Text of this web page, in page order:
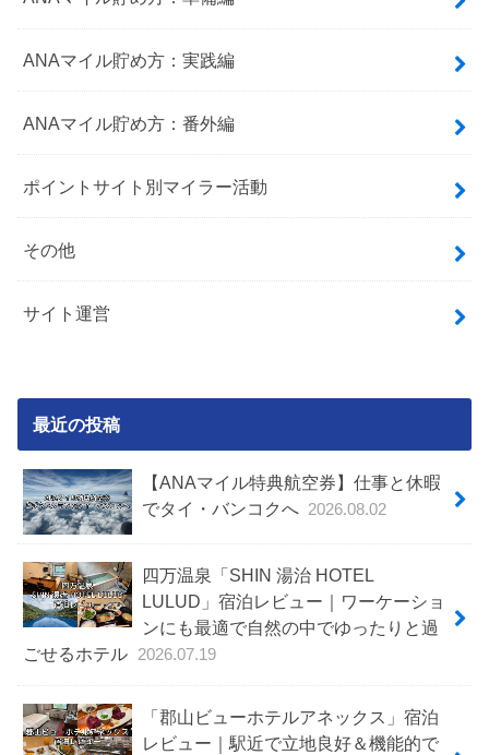
ANAマイル貯め方：実践編
ANAマイル貯め方：番外編
ポイントサイト別マイラー活動
その他
サイト運営
最近の投稿
【ANAマイル特典航空券】仕事と休暇
でタイ・バンコクへ 2026.08.02
四万温泉「SHIN 湯治 HOTEL
LULUD」宿泊レビュー｜ワーケーショ
ンにも最適で自然の中でゆったりと過
ごせるホテル
2026.07.19
「郡山ビューホテルアネックス」宿泊
レビュー｜駅近で立地良好＆機能的で